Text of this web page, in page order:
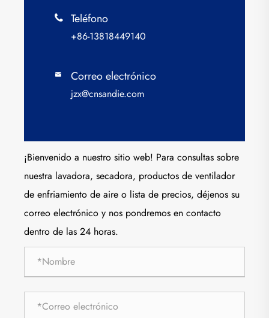
 Teléfono
+86-13818449140
 Correo electrónico
jzx@cnsandie.com
¡Bienvenido a nuestro sitio web! Para consultas sobre
nuestra lavadora, secadora, productos de ventilador
de enfriamiento de aire o lista de precios, déjenos su
correo electrónico y nos pondremos en contacto
dentro de las 24 horas.